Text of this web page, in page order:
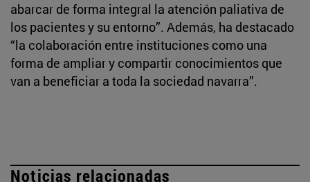
abarcar de forma integral la atención paliativa de
los pacientes y su entorno”. Además, ha destacado
“la colaboración entre instituciones como una
forma de ampliar y compartir conocimientos que
van a beneficiar a toda la sociedad navarra”.
Noticias relacionadas